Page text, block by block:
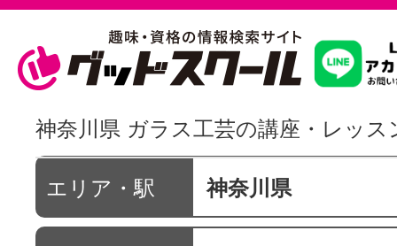
習いたいこ
スクールを
神奈川県 ガラス工芸の講座・レッス
エリア・駅 神奈川県